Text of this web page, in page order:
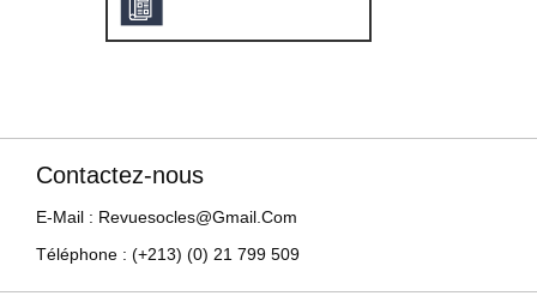
Contactez-nous
E-Mail : Revuesocles@gmail.com
Téléphone : (+213) (0) 21 799 509